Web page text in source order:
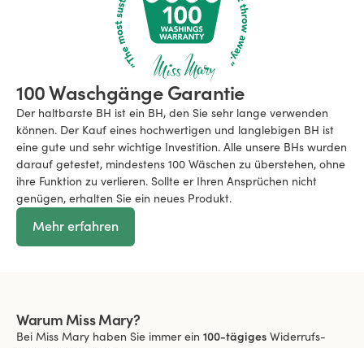
100 Waschgänge Garantie
Der haltbarste BH ist ein BH, den Sie sehr lange verwenden
können. Der Kauf eines hochwertigen und langlebigen BH ist
eine gute und sehr wichtige Investition. Alle unsere BHs wurden
darauf getestet, mindestens 100 Wäschen zu überstehen, ohne
ihre Funktion zu verlieren. Sollte er Ihren Ansprüchen nicht
genügen, erhalten Sie ein neues Produkt.
Mehr erfahren
Warum Miss Mary?
Bei Miss Mary haben Sie immer ein 100-tägiges Widerrufs-